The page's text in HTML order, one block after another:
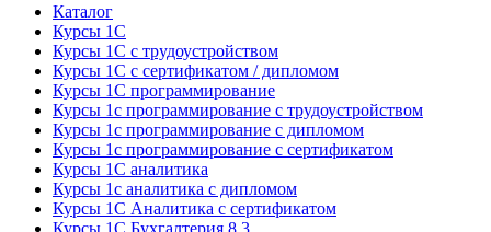
Каталог
Курсы 1С
Курсы 1С с трудоустройством
Курсы 1С с сертификатом / дипломом
Курсы 1С программирование
Курсы 1с программирование с трудоустройством
Курсы 1с программирование с дипломом
Курсы 1с программирование с сертификатом
Курсы 1С аналитика
Курсы 1с аналитика с дипломом
Курсы 1С Аналитика с сертификатом
Курсы 1С Бухгалтерия 8.3